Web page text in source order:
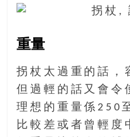
找
樂
齡
寶
藏。
一
同
抱
重量
拐杖太過重的話，
但過輕的話又會令
理想的重量係250
比較差或者曾輕度